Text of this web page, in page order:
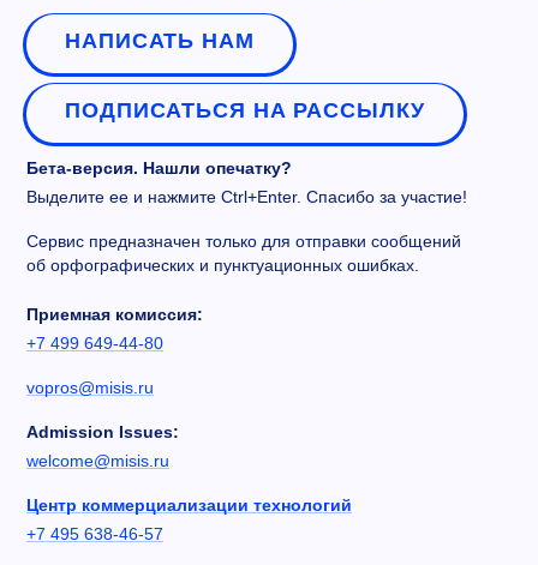
НАПИСАТЬ НАМ
ПОДПИСАТЬСЯ НА РАССЫЛКУ
Бета-версия. Нашли опечатку?
Выделите ее и нажмите Ctrl+Enter. Спасибо за участие!
Сервис предназначен только для отправки сообщений
об орфографических и пунктуационных ошибках.
Приемная комиссия:
+7 499 649-44-80
vopros@misis.ru
Admission Issues:
welcome@misis.ru
Центр коммерциализации технологий
+7 495 638-46-57